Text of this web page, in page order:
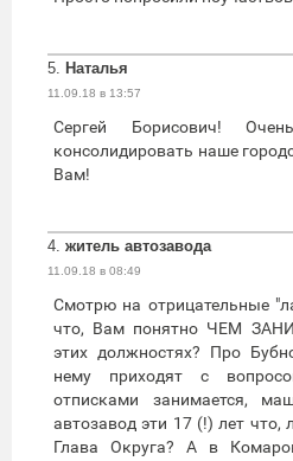
5. Наталья
11.09.18 в 13:57
Сергей Борисович!
консолидировать наше
Вам!
4. житель автозавода
11.09.18 в 08:49
Смотрю на отрицательные
что, Вам понятно ЧЕМ
этих должностях? Про
нему приходят с
отписками занимается,
автозавод эти 17 (!) лет что,
Глава Округа? А в